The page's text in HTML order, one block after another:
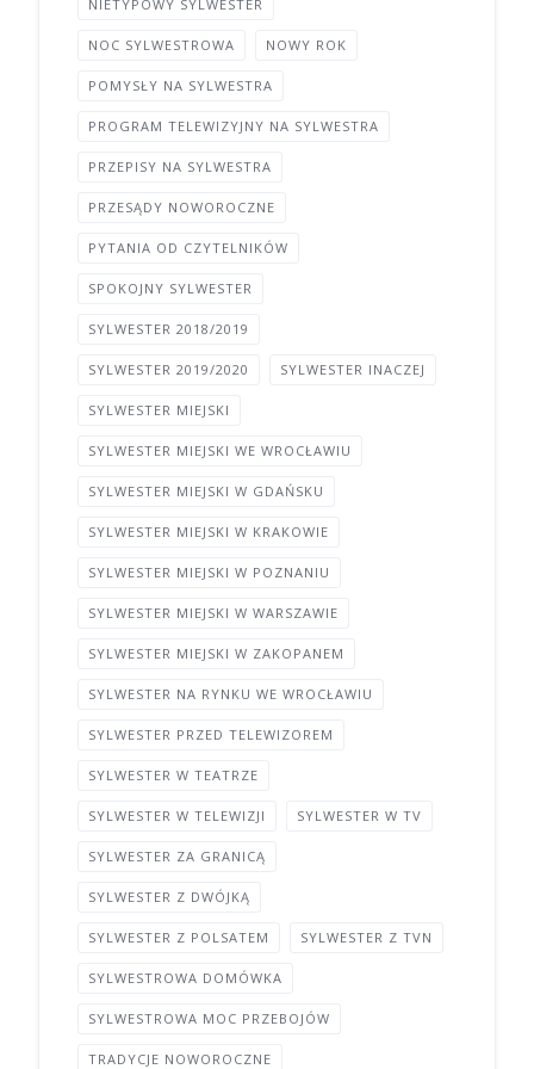
NIETYPOWY SYLWESTER
NOC SYLWESTROWA NOWY ROK
POMYSŁY NA SYLWESTRA
PROGRAM TELEWIZYJNY NA SYLWESTRA
PRZEPISY NA SYLWESTRA
PRZESĄDY NOWOROCZNE
PYTANIA OD CZYTELNIKÓW
SPOKOJNY SYLWESTER
SYLWESTER 2018/2019
SYLWESTER 2019/2020 SYLWESTER INACZEJ
SYLWESTER MIEJSKI
SYLWESTER MIEJSKI WE WROCŁAWIU
SYLWESTER MIEJSKI W GDAŃSKU
SYLWESTER MIEJSKI W KRAKOWIE
SYLWESTER MIEJSKI W POZNANIU
SYLWESTER MIEJSKI W WARSZAWIE
SYLWESTER MIEJSKI W ZAKOPANEM
SYLWESTER NA RYNKU WE WROCŁAWIU
SYLWESTER PRZED TELEWIZOREM
SYLWESTER W TEATRZE
SYLWESTER W TELEWIZJI SYLWESTER W TV
SYLWESTER ZA GRANICĄ
SYLWESTER Z DWÓJKĄ
SYLWESTER Z POLSATEM SYLWESTER Z TVN
SYLWESTROWA DOMÓWKA
SYLWESTROWA MOC PRZEBOJÓW
TRADYCJE NOWOROCZNE